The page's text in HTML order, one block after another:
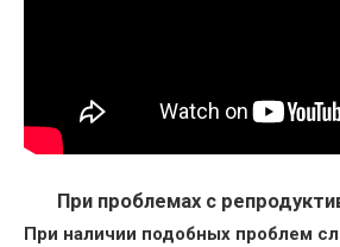
При проблемах с
При наличии подобных проблем